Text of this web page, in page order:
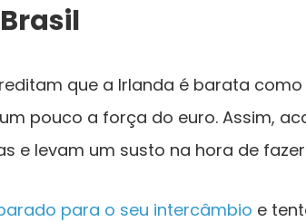
que a Irlanda é barata como
pouco a força do euro. Assim,
e levam um susto na hora de
para o seu intercâmbio e